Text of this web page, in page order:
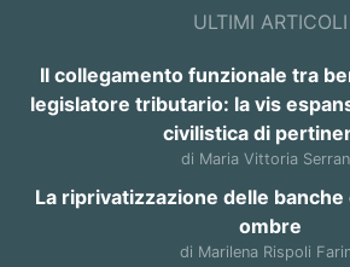
ULTIMI ARTICOLI
Il collegamento funzionale tra
legislatore tributario: la vis
civilistica di
di Maria Vittoria
La riprivatizzazione delle
ombre
di Marilena Rispoli